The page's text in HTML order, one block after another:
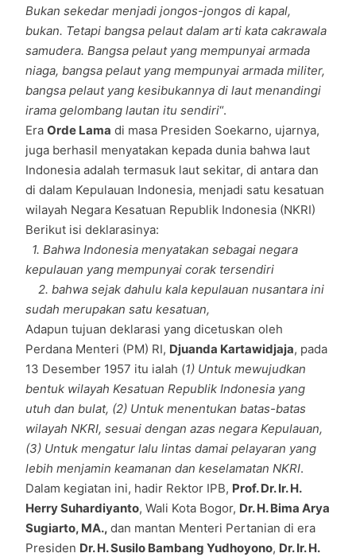
Bukan sekedar menjadi jongos-jongos di kapal,
bukan. Tetapi bangsa pelaut dalam arti kata cakrawala
samudera. Bangsa pelaut yang mempunyai armada
niaga, bangsa pelaut yang mempunyai armada militer,
bangsa pelaut yang kesibukannya di laut menandingi
irama gelombang lautan itu sendiri“.
Era Orde Lama di masa Presiden Soekarno, ujarnya,
juga berhasil menyatakan kepada dunia bahwa laut
Indonesia adalah termasuk laut sekitar, di antara dan
di dalam Kepulauan Indonesia, menjadi satu kesatuan
wilayah Negara Kesatuan Republik Indonesia (NKRI)
Berikut isi deklarasinya:
1. Bahwa Indonesia menyatakan sebagai negara
kepulauan yang mempunyai corak tersendiri
2. bahwa sejak dahulu kala kepulauan nusantara ini
sudah merupakan satu kesatuan,
Adapun tujuan deklarasi yang dicetuskan oleh
Perdana Menteri (PM) RI, Djuanda Kartawidjaja, pada
13 Desember 1957 itu ialah (1) Untuk mewujudkan
bentuk wilayah Kesatuan Republik Indonesia yang
utuh dan bulat, (2) Untuk menentukan batas-batas
wilayah NKRI, sesuai dengan azas negara Kepulauan,
(3) Untuk mengatur lalu lintas damai pelayaran yang
lebih menjamin keamanan dan keselamatan NKRI.
Dalam kegiatan ini, hadir Rektor IPB, Prof. Dr. Ir. H.
Herry Suhardiyanto, Wali Kota Bogor, Dr. H. Bima Arya
Sugiarto, MA., dan mantan Menteri Pertanian di era
Presiden Dr. H. Susilo Bambang Yudhoyono, Dr. Ir. H.